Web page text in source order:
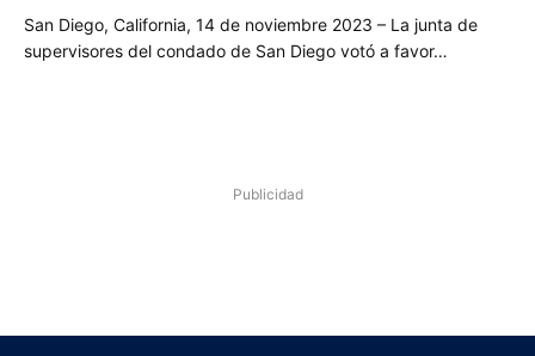
San Diego, California, 14 de noviembre 2023 – La junta de
supervisores del condado de San Diego votó a favor…
Publicidad